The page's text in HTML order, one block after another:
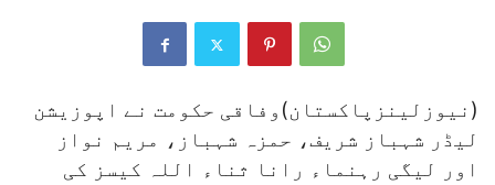
(نیوزلینزپاکستان)وفاقی حکومت نے اپوزیشن
لیڈر شہباز شریف، حمزہ شہباز، مریم نواز
اور لیگی رہنماء رانا ثناء اللہ کیسز کی